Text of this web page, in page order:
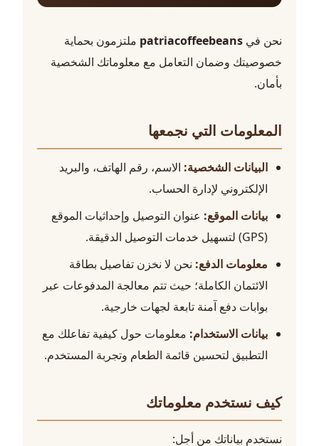
نحن في patriacoffeebeans ملتزمون بحماية
خصوصيتك وضمان التعامل مع معلوماتك الشخصية
بأمان.
المعلومات التي نجمعها
البيانات الشخصية: الاسم، رقم الهاتف، والبريد
الإلكتروني لإدارة الحساب.
بيانات الموقع: عنوان التوصيل وإحداثيات الموقع
(GPS) لتسهيل خدمات التوصيل الدقيقة.
معلومات الدفع: نحن لا نخزن تفاصيل بطاقة
الائتمان الكاملة؛ حيث تتم معالجة المدفوعات عبر
بوابات دفع آمنة تابعة لجهات خارجية.
بيانات الاستخدام: معلومات حول كيفية تفاعلك مع
التطبيق لتحسين قائمة الطعام وتجربة المستخدم.
كيف نستخدم معلوماتك
نستخدم بياناتك من أجل: